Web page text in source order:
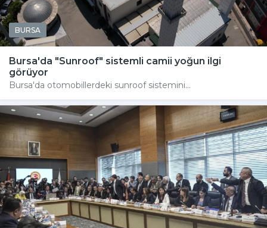
BURSA
Bursa'da "Sunroof" sistemli camii yoğun ilgi
görüyor
Bursa'da otomobillerdeki sunroof sistemini...